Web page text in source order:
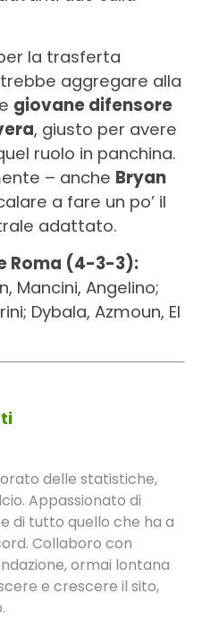
la trasferta
aggregare alla
giovane difensore
, giusto per avere
ruolo in panchina.
– anche Bryan
a fare un po’ il
adattato.
Roma (4-3-3):
Mancini, Angelino;
Dybala, Azmoun, El
delle statistiche,
Appassionato di
di tutto quello che ha a
Collaboro con
ormai lontana
e crescere il sito,